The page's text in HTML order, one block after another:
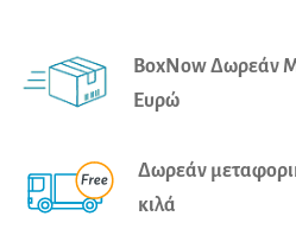
t
n
a
BoxNow Δωρεάν
Ευρώ
Δωρεάν
κιλά